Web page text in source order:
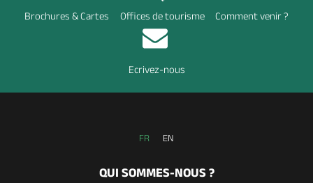
Brochures & Cartes Offices de tourisme Comment venir ?
Ecrivez-nous
FR EN
QUI SOMMES-NOUS ?